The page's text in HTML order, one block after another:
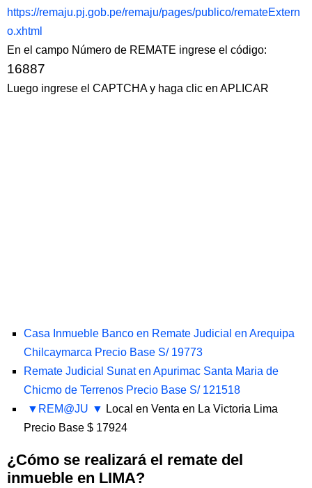
https://remaju.pj.gob.pe/remaju/pages/publico/remateExtern
o.xhtml
En el campo Número de REMATE ingrese el código:
16887
Luego ingrese el CAPTCHA y haga clic en APLICAR
Casa Inmueble Banco en Remate Judicial en Arequipa
Chilcaymarca Precio Base S/ 19773
Remate Judicial Sunat en Apurimac Santa Maria de
Chicmo de Terrenos Precio Base S/ 121518
REM@JU
Local en Venta en La Victoria Lima
Precio Base $ 17924
¿Cómo se realizará el remate del
inmueble en LIMA?